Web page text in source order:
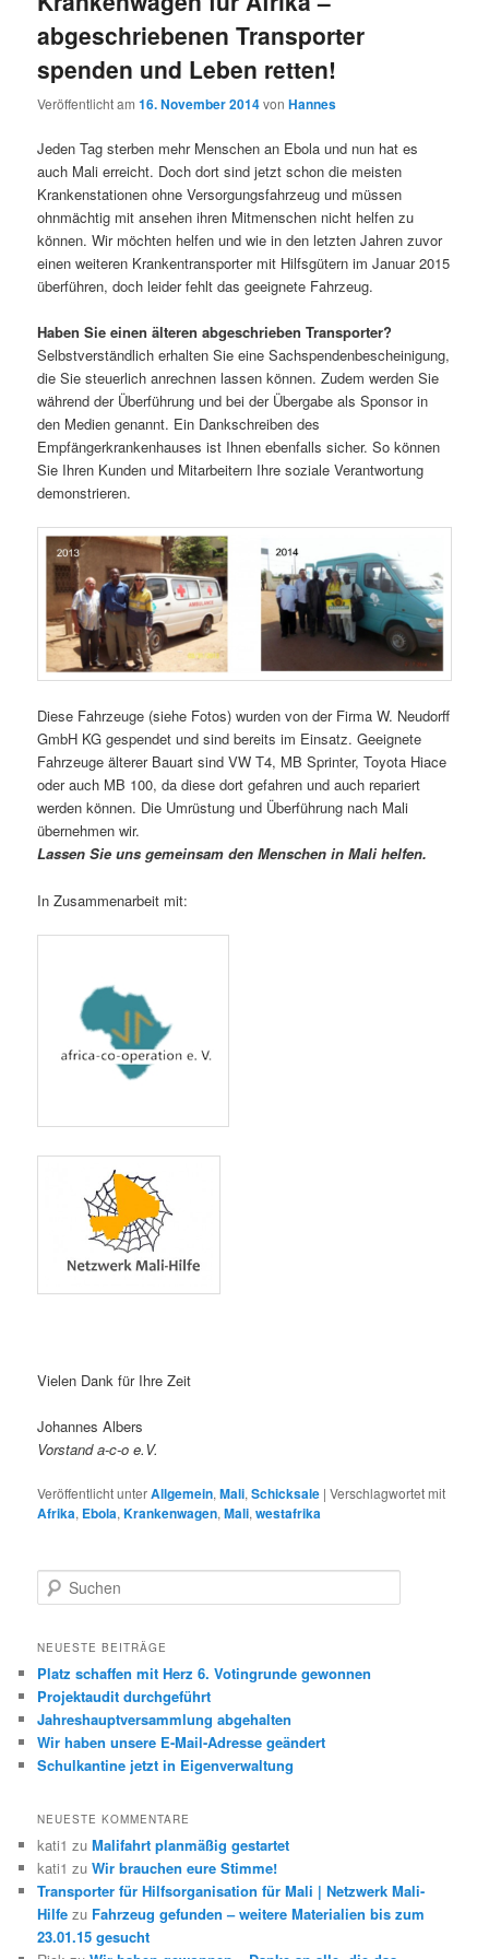
abgeschriebenen Transporter
spenden und Leben retten!
Veröffentlicht am16. November 2014vonHannes
Jeden Tag sterben mehr Menschen an Ebola und nun hat es
auch Mali erreicht. Doch dort sind jetzt schon die meisten
Krankenstationen ohne Versorgungsfahrzeug und müssen
ohnmächtig mit ansehen ihren Mitmenschen nicht helfen zu
können. Wir möchten helfen und wie in den letzten Jahren zuvor
einen weiteren Krankentransporter mit Hilfsgütern im Januar 2015
überführen, doch leider fehlt das geeignete Fahrzeug.
Haben Sie einen älteren abgeschrieben Transporter?
Selbstverständlich erhalten Sie eine Sachspendenbescheinigung,
die Sie steuerlich anrechnen lassen können. Zudem werden Sie
während der Überführung und bei der Übergabe als Sponsor in
den Medien genannt. Ein Dankschreiben des
Empfängerkrankenhauses ist Ihnen ebenfalls sicher. So können
Sie Ihren Kunden und Mitarbeitern Ihre soziale Verantwortung
demonstrieren.
Diese Fahrzeuge (siehe Fotos) wurden von der Firma W. Neudorff
GmbH KG gespendet und sind bereits im Einsatz. Geeignete
Fahrzeuge älterer Bauart sind VW T4, MB Sprinter, Toyota Hiace
oder auch MB 100, da diese dort gefahren und auch repariert
werden können. Die Umrüstung und Überführung nach Mali
übernehmen wir.
Lassen Sie uns gemeinsam den Menschen in Mali helfen.
In Zusammenarbeit mit:
Vielen Dank für Ihre Zeit
Johannes Albers
Vorstand a-c-o e.V.
Veröffentlicht unterAllgemein,Mali,Schicksale |Verschlagwortet mit
Afrika, Ebola,Krankenwagen,Mali,westafrika
u
h
n
NEUESTE BEITRÄGE
Platz schaffen mit Herz 6. Votingrunde gewonnen
Projektaudit durchgeführt
Jahreshauptversammlung abgehalten
Wir haben unsere E-Mail-Adresse geändert
Schulkantine jetzt in Eigenverwaltung
NEUESTE KOMMENTARE
kati1 zuMalifahrt planmäßig gestartet
kati1 zuWir brauchen eure Stimme!
Transporter für Hilfsorganisation für Mali | Netzwerk Mali-
Hilfe zu Fahrzeug gefunden – weitere Materialien bis zum
23.01.15 gesucht